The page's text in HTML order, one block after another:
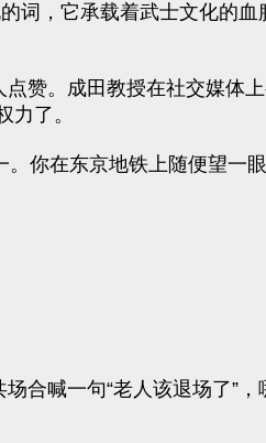
词，它承载着武士文化的
赞。成田教授在社交媒体
了。
你在东京地铁上随便望一
合喊一句“老人该退场了”